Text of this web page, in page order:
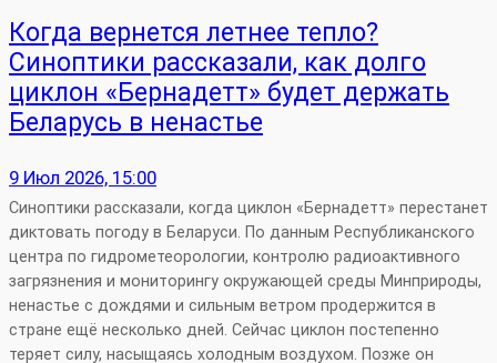
Когда вернется летнее тепло?
Синоптики рассказали, как долго
циклон «Бернадетт» будет держать
Беларусь в ненастье
9 Июл 2026, 15:00
Синоптики рассказали, когда циклон «Бернадетт» перестанет
диктовать погоду в Беларуси. По данным Республиканского
центра по гидрометеорологии, контролю радиоактивного
загрязнения и мониторингу окружающей среды Минприроды,
ненастье с дождями и сильным ветром продержится в
стране ещё несколько дней. Сейчас циклон постепенно
теряет силу, насыщаясь холодным воздухом. Позже он